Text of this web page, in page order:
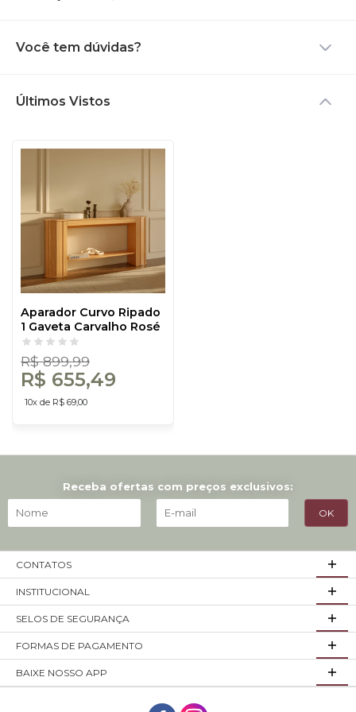
Você tem dúvidas?
Últimos Vistos
Aparador Curvo Ripado
1 Gaveta Carvalho Rosé
- Dalla Costa
R$ 899,99
R$ 655,49
10x de R$ 69,00
Receba ofertas com preços exclusivos:
CONTATOS
INSTITUCIONAL
SELOS DE SEGURANÇA
FORMAS DE PAGAMENTO
BAIXE NOSSO APP